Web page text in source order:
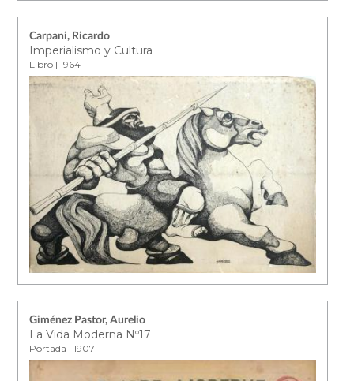
Carpani, Ricardo
Imperialismo y Cultura
Libro | 1964
Giménez Pastor, Aurelio
La Vida Moderna Nº17
Portada | 1907